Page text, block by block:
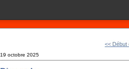
<<
19 octobre 2025